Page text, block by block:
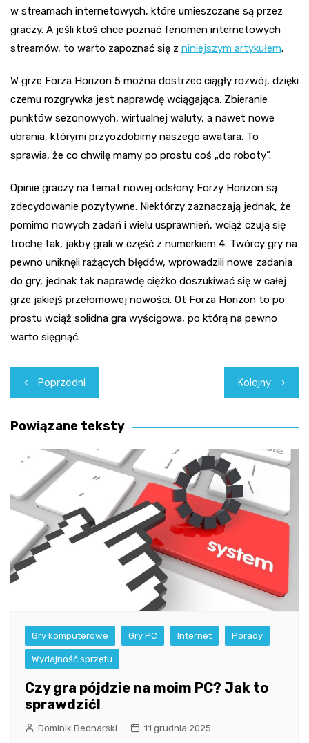
w streamach internetowych, które umieszczane są przez
graczy. A jeśli ktoś chce poznać fenomen internetowych
streamów, to warto zapoznać się z niniejszym artykułem.
W grze Forza Horizon 5 można dostrzec ciągły rozwój, dzięki
czemu rozgrywka jest naprawdę wciągająca. Zbieranie
punktów sezonowych, wirtualnej waluty, a nawet nowe
ubrania, którymi przyozdobimy naszego awatara. To
sprawia, że co chwilę mamy po prostu coś „do roboty”.
Opinie graczy na temat nowej odsłony Forzy Horizon są
zdecydowanie pozytywne. Niektórzy zaznaczają jednak, że
pomimo nowych zadań i wielu usprawnień, wciąż czują się
trochę tak, jakby grali w część z numerkiem 4. Twórcy gry na
pewno uniknęli rażących błędów, wprowadzili nowe zadania
do gry, jednak tak naprawdę ciężko doszukiwać się w całej
grze jakiejś przełomowej nowości. Ot Forza Horizon to po
prostu wciąż solidna gra wyścigowa, po którą na pewno
warto sięgnąć.
Nawigacja
wpisu
Poprzedni Kolejny
Powiązane teksty
Gry komputerowe Gry PC Internet Porady
Wydajność sprzętu
Czy gra pójdzie na moim PC? Jak to
sprawdzić!
Dominik Bednarski 11 grudnia 2025